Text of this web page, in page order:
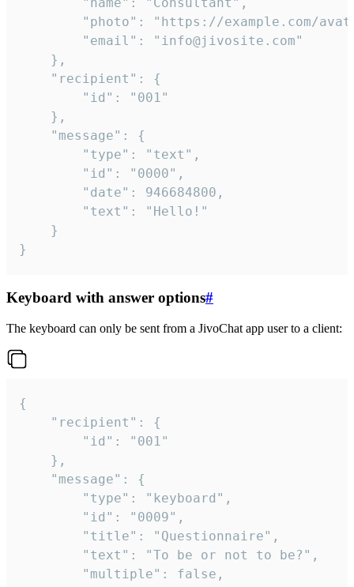
}
Keyboard with answer options#
The keyboard can only be sent from a JivoChat app user to a client:
{